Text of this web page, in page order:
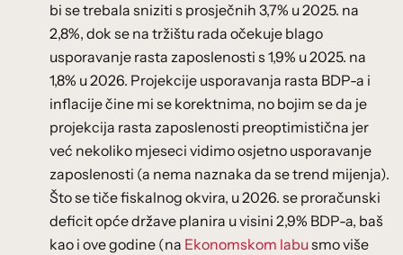
bi se trebala sniziti s prosječnih 3,7% u 2025. na
2,8%, dok se na tržištu rada očekuje blago
usporavanje rasta zaposlenosti s 1,9% u 2025. na
1,8% u 2026. Projekcije usporavanja rasta BDP-a i
inflacije čine mi se korektnima, no bojim se da je
projekcija rasta zaposlenosti preoptimistična jer
već nekoliko mjeseci vidimo osjetno usporavanje
zaposlenosti (a nema naznaka da se trend mijenja).
Što se tiče fiskalnog okvira, u 2026. se proračunski
deficit opće države planira u visini 2,9% BDP-a, baš
kao i ove godine (na Ekonomskom labusmo više